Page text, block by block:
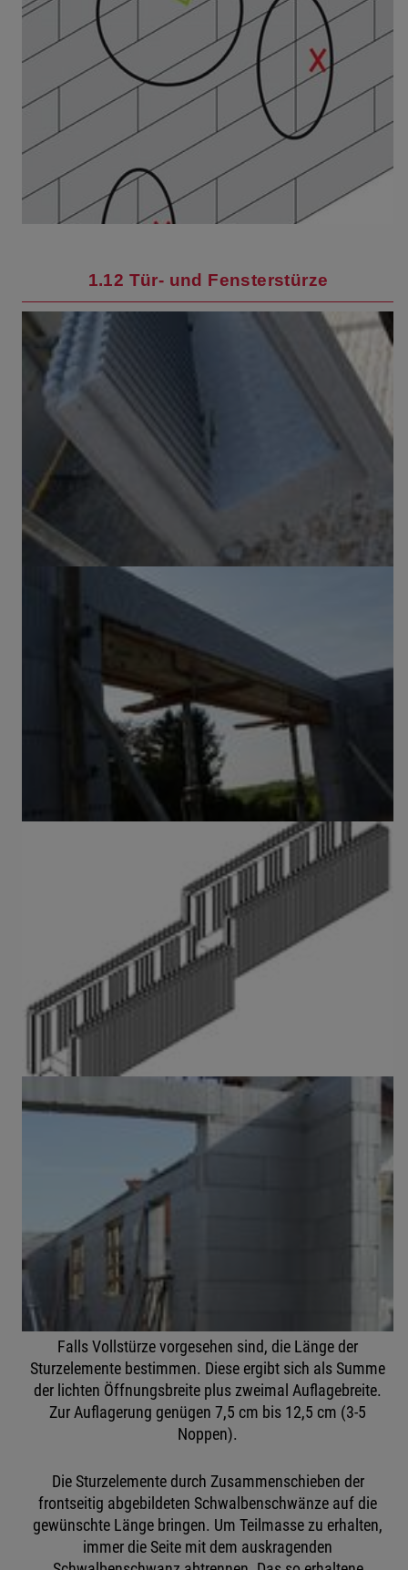
1.12 Tür- und Fensterstürze
Falls Vollstürze vorgesehen sind, die Länge der
Sturzelemente bestimmen. Diese ergibt sich als Summe
der lichten Öffnungsbreite plus zweimal Auflagebreite.
Zur Auflagerung genügen 7,5 cm bis 12,5 cm (3-5
Noppen).
Die Sturzelemente durch Zusammenschieben der
frontseitig abgebildeten Schwalbenschwänze auf die
gewünschte Länge bringen. Um Teilmasse zu erhalten,
immer die Seite mit dem auskragenden